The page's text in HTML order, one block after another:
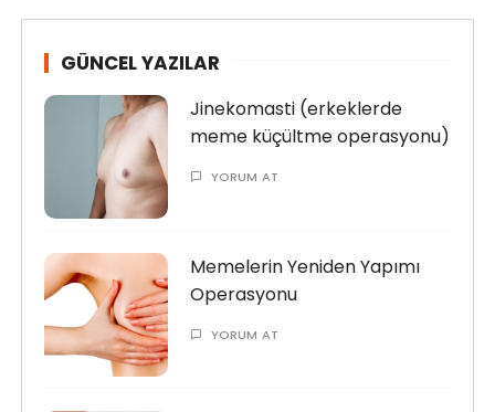
GÜNCEL YAZILAR
Jinekomasti (erkeklerde
meme küçültme operasyonu)
YORUM AT
Memelerin Yeniden Yapımı
Operasyonu
YORUM AT